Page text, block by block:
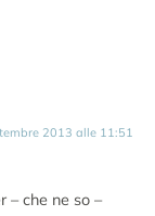
2013 alle 11:51
– che ne so –